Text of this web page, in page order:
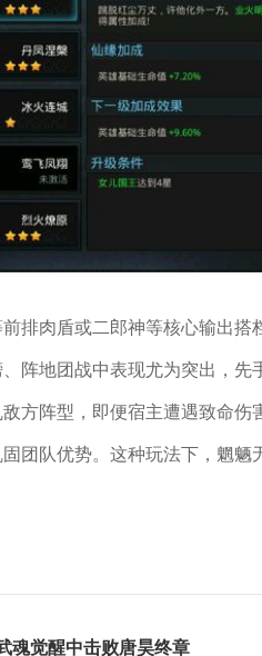
排肉盾或二郎神等核心输出搭
阵地团战中表现尤为突出，
方阵型，即便宿主遭遇致命伤
团队优势。这种玩法下，魍魉
魂觉醒中击败唐昊终章